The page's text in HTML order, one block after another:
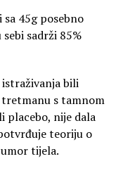
45g posebno
sadrži 85%
istraživanja bili
tretmanu s tamnom
placebo, nije dala
teoriju o
tijela.